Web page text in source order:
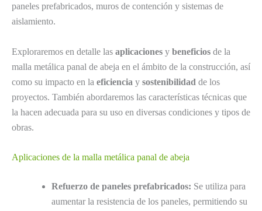
paneles prefabricados, muros de contención y sistemas de
aislamiento.
Exploraremos en detalle las aplicaciones y beneficios de la
malla metálica panal de abeja en el ámbito de la construcción, así
como su impacto en la eficiencia y sostenibilidad de los
proyectos. También abordaremos las características técnicas que
la hacen adecuada para su uso en diversas condiciones y tipos de
obras.
Aplicaciones de la malla metálica panal de abeja
Refuerzo de paneles prefabricados: Se utiliza para
aumentar la resistencia de los paneles, permitiendo su